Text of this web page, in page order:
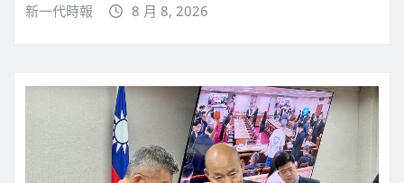
新一代時報 8 月 8, 2026